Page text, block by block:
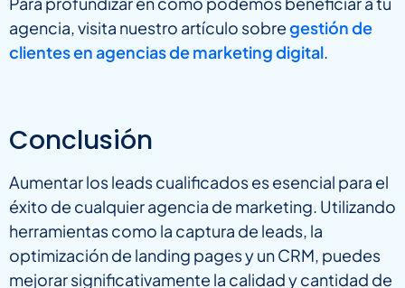
agencia, visita nuestro artículo sobregestión de
clientes en agencias de marketing digital.
Conclusión
Aumentar los leads cualificados es esencial para el
éxito de cualquier agencia de marketing. Utilizando
herramientas como la captura de leads, la
optimización de landing pages y un CRM, puedes
mejorar significativamente la calidad y cantidad de